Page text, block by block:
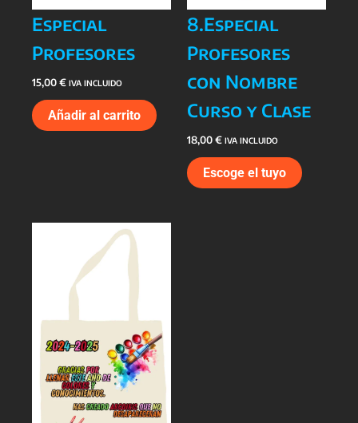
Especial
Profesores
15,00€ IVA INCLUIDO
Añadir al carrito
8.Especial
Profesores
con Nombre
Curso y Clase
18,00€ IVA INCLUIDO
Escoge el tuyo